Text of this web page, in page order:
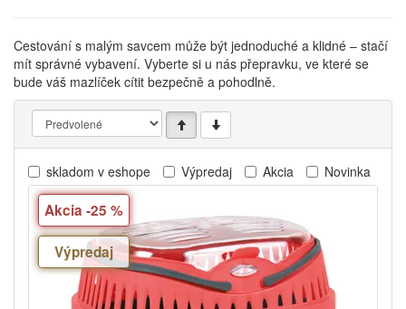
Cestování s malým savcem může být jednoduché a klidné – stačí
mít správné vybavení. Vyberte si u nás přepravku, ve které se
bude váš mazlíček cítit bezpečně a pohodlně.
skladom v eshope Výpredaj Akcia Novinka
Akcia -25 %
Výpredaj